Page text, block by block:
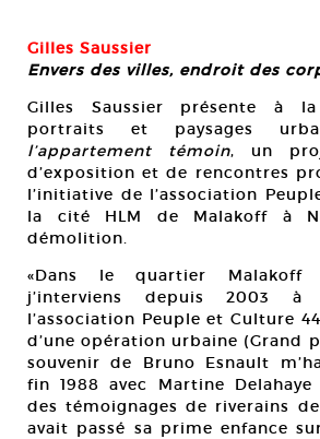
Gilles Saussier
Envers des villes, endroit des
Gilles Saussier présente à
portraits et paysages
l’appartement témoin, un
d’exposition et de rencontres
l’initiative de l’association
la cité HLM de Malakoff à
démolition.
«Dans le quartier
j’interviens depuis 2003 à
l’association Peuple et Culture
d’une opération urbaine (Grand
souvenir de Bruno Esnault
fin 1988 avec Martine
des témoignages de riverains
avait passé sa prime enfance